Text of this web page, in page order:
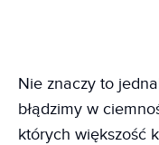
Nie znaczy to
błądzimy w
których większość